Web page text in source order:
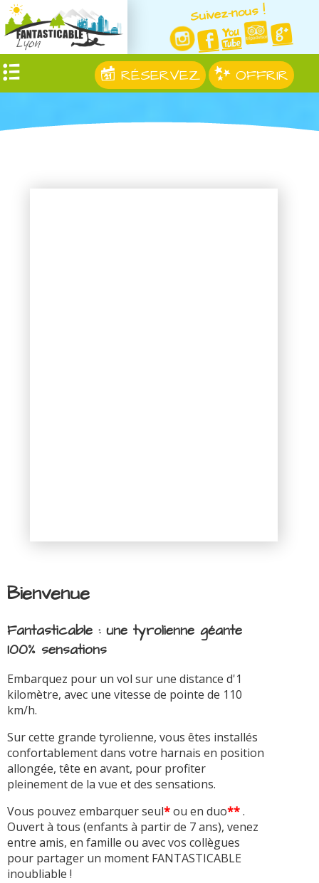
Suivez-nous !
RÉSERVEZ OFFRIR
Bienvenue
Fantasticable : une tyrolienne géante
100% sensations
Embarquez pour un vol sur une distance d'1
kilomètre, avec une vitesse de pointe de 110
km/h.
Sur cette grande tyrolienne, vous êtes installés
confortablement dans votre harnais en position
allongée, tête en avant, pour profiter
pleinement de la vue et des sensations.
Vous pouvez embarquer seul*ou en duo**.
Ouvert à tous (enfants à partir de 7 ans), venez
entre amis, en famille ou avec vos collègues
pour partager un moment FANTASTICABLE
inoubliable !